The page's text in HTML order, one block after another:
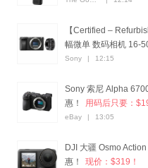
【Certified –
幅微单 数码相机 16-
要：$881！
Sony | 12:15
Sony 索尼 Alpha
惠！
用码后只要：
eBay | 13:05
DJI 大疆 Osmo
惠！
现价：$319！